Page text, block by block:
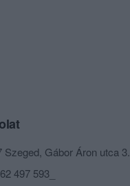
Szeged, Gábor Áron utca 3.
497 593_